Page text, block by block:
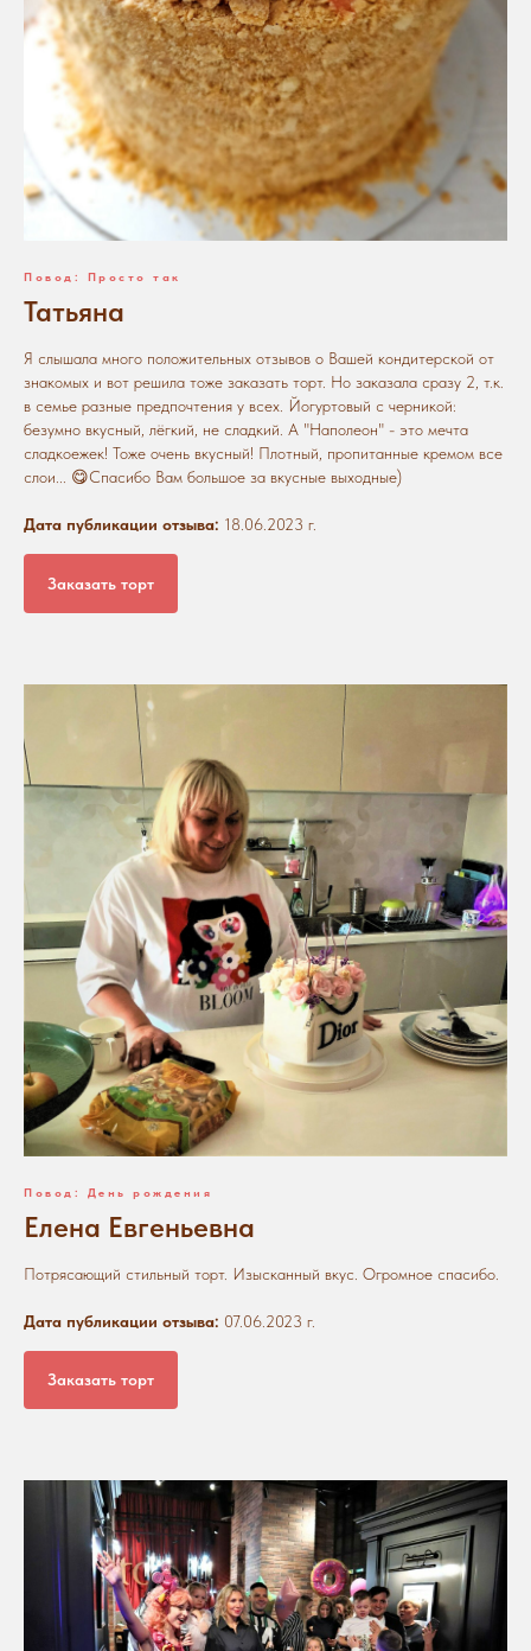
Повод: Просто так
Татьяна
Я слышала много положительных отзывов о Вашей кондитерской от
знакомых и вот решила тоже заказать торт. Но заказала сразу 2, т.к.
в семье разные предпочтения у всех. Йогуртовый с черникой:
безумно вкусный, лёгкий, не сладкий. А "Наполеон" - это мечта
сладкоежек! Тоже очень вкусный! Плотный, пропитанные кремом все
слои... 😋Спасибо Вам большое за вкусные выходные)
Дата публикации отзыва: 18.06.2023 г.
Заказать торт
Повод: День рождения
Елена Евгеньевна
Потрясающий стильный торт. Изысканный вкус. Огромное спасибо.
Дата публикации отзыва: 07.06.2023 г.
Заказать торт